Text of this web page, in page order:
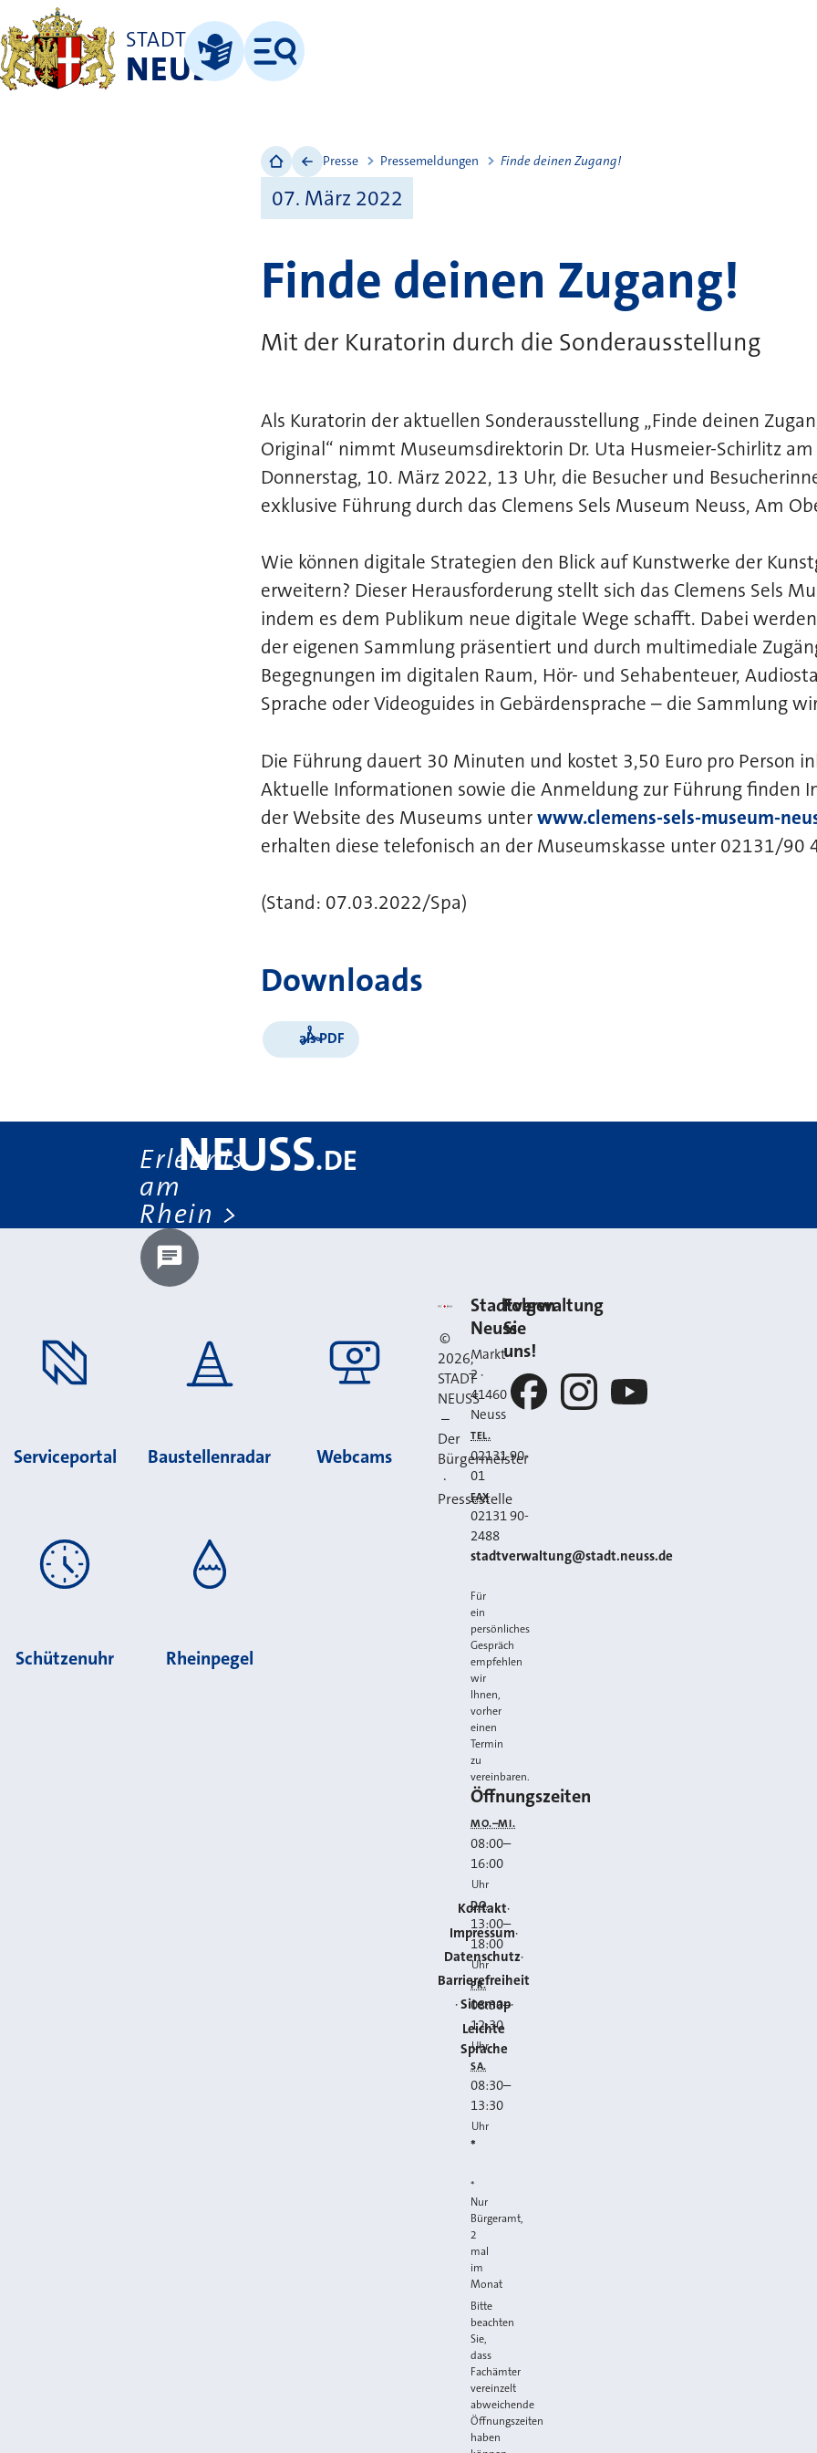
STADT
NEUSSLeichte Sprache
Menü
Presse Pressemeldungen Finde deinen Zugang!
07. März 2022
Finde deinen Zugang!
Mit der Kuratorin durch die Sonderausstellung
Als Kuratorin der aktuellen Sonderausstellung „Finde deinen
Original“ nimmt Museumsdirektorin Dr. Uta Husmeier-Schirlitz
Donnerstag, 10. März 2022, 13 Uhr, die Besucher und
exklusive Führung durch das Clemens Sels Museum Neuss, Am
Wie können digitale Strategien den Blick auf Kunstwerke der
erweitern? Dieser Herausforderung stellt sich das Clemens Sels
indem es dem Publikum neue digitale Wege schafft. Dabei
der eigenen Sammlung präsentiert und durch multimediale
Begegnungen im digitalen Raum, Hör- und Sehabenteuer,
Sprache oder Videoguides in Gebärdensprache – die Sammlung
Die Führung dauert 30 Minuten und kostet 3,50 Euro pro Person
Aktuelle Informationen sowie die Anmeldung zur Führung finden
der Website des Museums unterwww.clemens-sels-museum-
erhalten diese telefonisch an der Museumskasse unter 02131/90
(Stand: 07.03.2022/Spa)
Downloads
als PDF
Erlebnis
am
Rhein
NEUSS.DE
Chatbot laden?
Serviceportal Baustellenradar Webcams
Schützenuhr Rheinpegel
Stadt Neuss
©
2026,
STADT
NEUSS
–
Der
Bürgermeister
·
Pressestelle
Kontakt
Impressum
Datenschutz
Barrierefreiheit
Sitemap
Leichte
Sprache
Kontakt
Stadtverwaltung
Neuss
Markt
2 ·
41460
Neuss
TEL.
02131 90-
01
FAX
02131 90-
2488
E-MAIL
stadtverwaltung@stadt.neuss.de
Für
ein
persönliches
Gespräch
empfehlen
wir
Ihnen,
vorher
einen
Termin
zu
vereinbaren.
Öffnungszeiten
MO.–MI.
08:00–
16:00
Uhr
DO.
13:00–
18:00
Uhr
FR.
08:30–
12:30
Uhr
SA.
08:30–
13:30
Uhr
*
*
Nur
Bürgeramt,
2
mal
im
Monat
Bitte
beachten
Sie,
dass
Fachämter
vereinzelt
abweichende
Öffnungszeiten
haben
Folgen
Sie
uns!